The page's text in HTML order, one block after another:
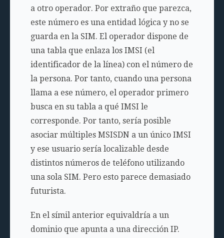
a otro operador. Por extraño que parezca,
este número es una entidad lógica y no se
guarda en la SIM. El operador dispone de
una tabla que enlaza los IMSI (el
identificador de la línea) con el número de
la persona. Por tanto, cuando una persona
llama a ese número, el operador primero
busca en su tabla a qué IMSI le
corresponde. Por tanto, sería posible
asociar múltiples MSISDN a un único IMSI
y ese usuario sería localizable desde
distintos números de teléfono utilizando
una sola SIM. Pero esto parece demasiado
futurista.
En el símil anterior equivaldría a un
dominio que apunta a una dirección IP.